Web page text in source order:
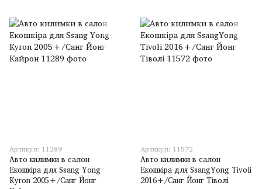
Артикул: 11289
Авто килимки в салон
Екошкіра для Ssang Yong
Kyron 2005+/Санг Йонг
Артикул: 11572
Авто килимки в салон
Екошкіра для SsangYong Tivoli
2016+/Санг Йонг Тіволі